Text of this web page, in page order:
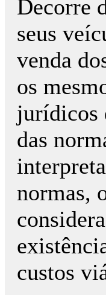
Decorre
seus
venda
os
jurídicos
das
normas,
custos